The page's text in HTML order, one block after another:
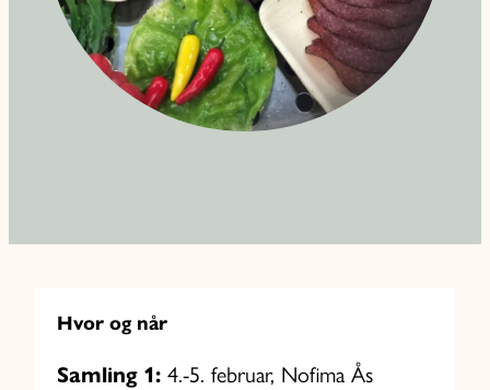
Hvor og når
Samling 1: 4.-5. februar, Nofima Ås